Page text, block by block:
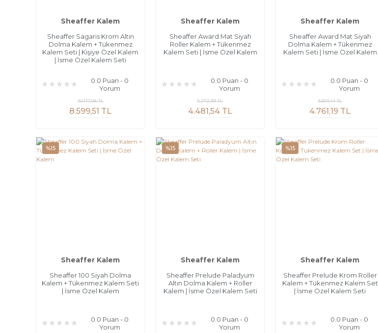
Sheaffer Kalem
Sheaffer Sagaris Krom Altın
Dolma Kalem + Tükenmez
Kalem Seti | Kişiye Özel Kalem
| İsme Özel Kalem Seti
0.0 Puan - 0
Yorum
8.599,51 TL
10.117,08 TL
Sheaffer Kalem
Sheaffer Award Mat Siyah
Roller Kalem + Tükenmez
Kalem Seti | İsme Özel Kalem
0.0 Puan - 0
Yorum
4.481,54 TL
5.272,39 TL
Sheaffer Kalem
Sheaffer Award Mat Siyah
Dolma Kalem + Tükenmez
Kalem Seti | İsme Özel Kalem
0.0 Puan - 0
Yorum
4.761,19 TL
5.601,41 TL
%15
Sheaffer Kalem
Sheaffer 100 Siyah Dolma
Kalem + Tükenmez Kalem Seti
| İsme Özel Kalem
0.0 Puan - 0
Yorum
%15
Sheaffer Kalem
Sheaffer Prelude Paladyum
Altın Dolma Kalem + Roller
Kalem | İsme Özel Kalem Seti
0.0 Puan - 0
Yorum
%15
Sheaffer Kalem
Sheaffer Prelude Krom Roller
Kalem + Tükenmez Kalem Set
| İsme Özel Kalem Seti
0.0 Puan - 0
Yorum